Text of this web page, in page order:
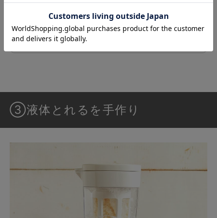
ンの洗い方
微生物と米ぬかの洗剤とれるNo.1はたんぱく
質（血液）汚れが得意。布ナプキンの経血汚
れ…続きを読む ≫
③液体とれるを手作り